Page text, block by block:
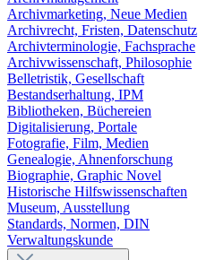
Archivmarketing, Neue Medien
Archivrecht, Fristen, Datenschutz
Archivterminologie, Fachsprache
Archivwissenschaft, Philosophie
Belletristik, Gesellschaft
Bestandserhaltung, IPM
Bibliotheken, Büchereien
Digitalisierung, Portale
Fotografie, Film, Medien
Genealogie, Ahnenforschung
Biographie, Graphic Novel
Historische Hilfswissenschaften
Museum, Ausstellung
Standards, Normen, DIN
Verwaltungskunde